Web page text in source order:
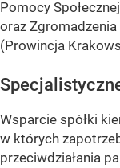
Pomocy
oraz
(Prowincja
Wsparcie spółki
w których
przeciwdziałania